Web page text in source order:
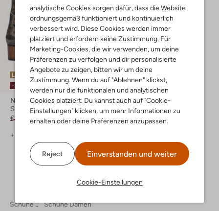
analytische Cookies sorgen dafür, dass die Website
ordnungsgemäß funktioniert und kontinuierlich
verbessert wird. Diese Cookies werden immer
platziert und erfordern keine Zustimmung. Für
Marketing-Cookies, die wir verwenden, um deine
Präferenzen zu verfolgen und dir personalisierte
Angebote zu zeigen, bitten wir um deine
Zustimmung. Wenn du auf "Ablehnen" klickst,
werden nur die funktionalen und analytischen
Cookies platziert. Du kannst auch auf "Cookie-
Einstellungen" klicken, um mehr Informationen zu
erhalten oder deine Präferenzen anzupassen.
Reject Einverstanden und weiter
Cookie-Einstellungen
Letzter Artikel
-50%
Notre-V
Stiefeletten
€ 199,95
€ 99,99
+ mehr farben
Schuhe Schuhe Damen